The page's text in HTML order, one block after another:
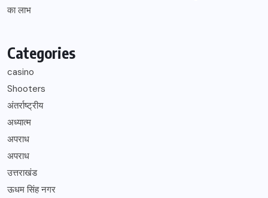
का लाभ
Categories
casino
Shooters
अंतर्राष्ट्रीय
अध्यात्म
अपराध
अपराध
उत्तराखंड
ऊधम सिंह नगर